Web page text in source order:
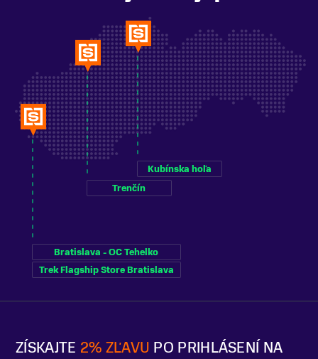
ZÍSKAJTE 2% ZĽAVU PO PRIHLÁSENÍ NA
Bratislava - OC Tehelko
Trek Flagship Store Bratislava
Trenčín
Kubínska hoľa